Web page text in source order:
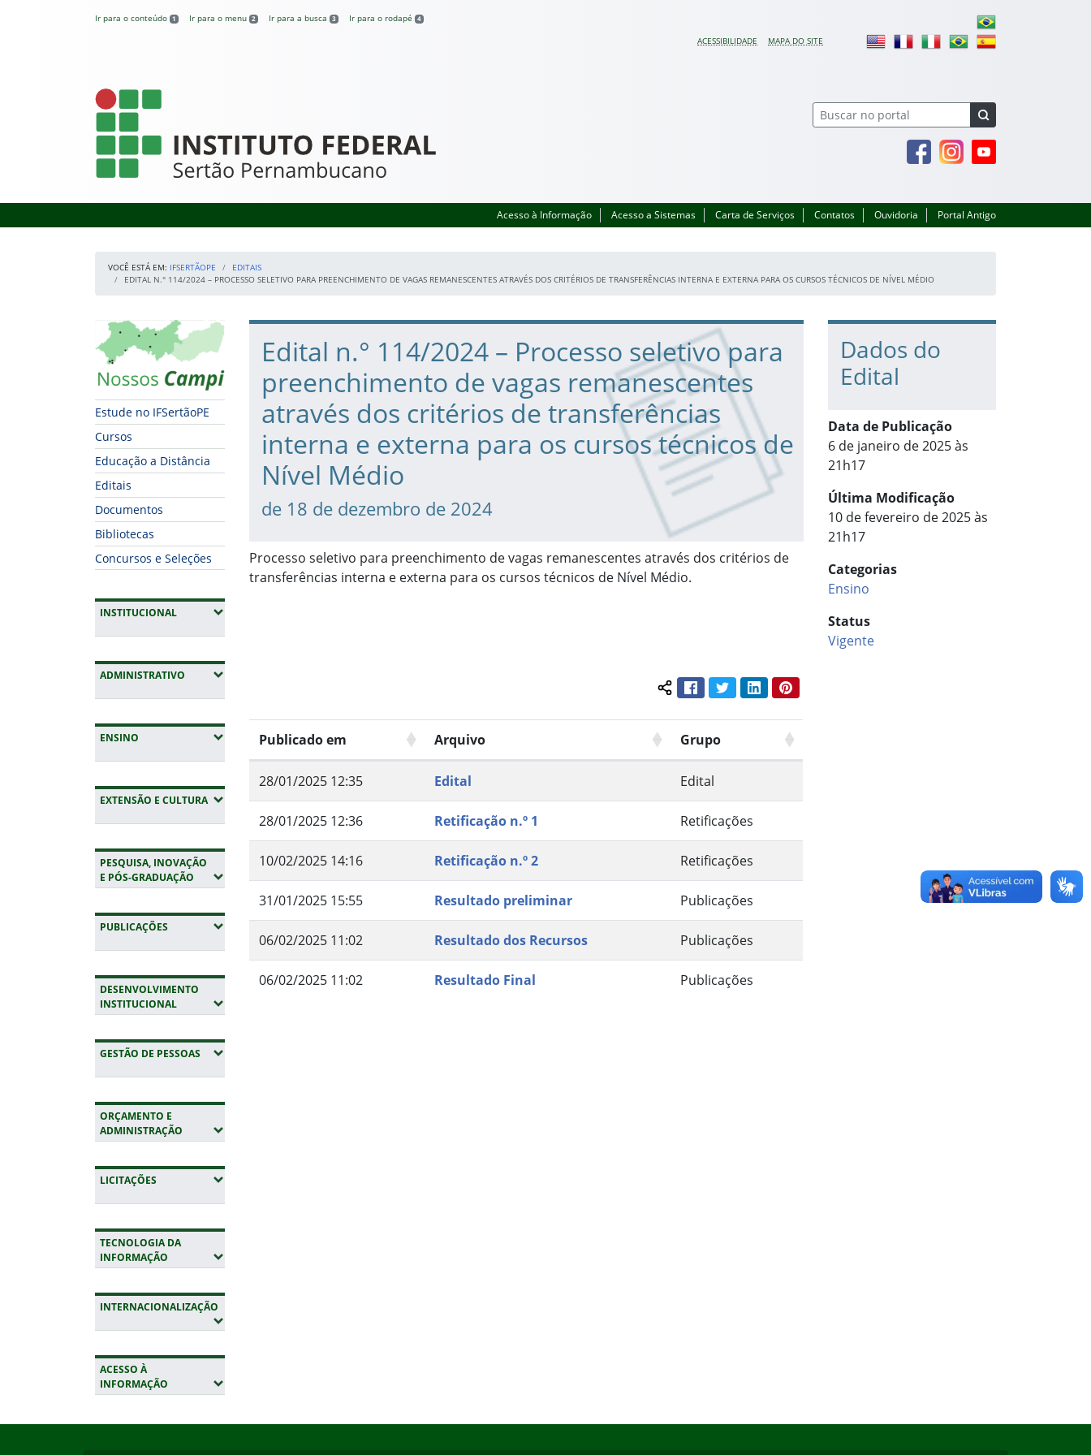
Ir para o conteúdo 1 Ir para o menu 2 Ir para a busca 3 Ir para o rodapé 4
ACESSIBILIDADE MAPA DO SITE
IFSertãoPE
FacebookInstagramYoutube
Acesso à Informação Acesso a Sistemas Carta de Serviços Contatos Ouvidoria Portal Antigo
VOCÊ ESTÁ EM: IFSERTÃOPE
EDITAIS
EDITAL N.° 114/2024 – PROCESSO SELETIVO PARA PREENCHIMENTO DE VAGAS REMANESCENTES ATRAVÉS DOS CRITÉRIOS DE TRANSFERÊNCIAS INTERNA E EXTERNA PARA OS CURSOS TÉCNICOS DE NÍVEL MÉDIO
Início da navegação
Mapa Campi
Estude no IFSertãoPE
Cursos
Educação a Distância
Editais
Documentos
Bibliotecas
Concursos e Seleções
INSTITUCIONAL(EXPANDIR SUBMENUS)
ADMINISTRATIVO (EXPANDIR SUBMENUS)
ENSINO (EXPANDIR SUBMENUS)
EXTENSÃO E CULTURA(EXPANDIR SUBMENUS)
PESQUISA, INOVAÇÃO
E PÓS-GRADUAÇÃO (EXPANDIR SUBMENUS)
PUBLICAÇÕES (EXPANDIR SUBMENUS)
DESENVOLVIMENTO
INSTITUCIONAL(EXPANDIR SUBMENUS)
GESTÃO DE PESSOAS (EXPANDIR SUBMENUS)
ORÇAMENTO E
ADMINISTRAÇÃO (EXPANDIR SUBMENUS)
LICITAÇÕES (EXPANDIR SUBMENUS)
TECNOLOGIA DA
INFORMAÇÃO (EXPANDIR SUBMENUS)
INTERNACIONALIZAÇÃO
ACESSO À
INFORMAÇÃO (EXPANDIR SUBMENUS)
Início do conteúdo
Edital n.° 114/2024 – Processo seletivo para
preenchimento de vagas remanescentes
através dos critérios de transferências
interna e externa para os cursos técnicos de
Nível Médio
de 18 de dezembro de 2024
Processo seletivo para preenchimento de vagas remanescentes através dos critérios de
transferências interna e externa para os cursos técnicos de Nível Médio.
Compartilhar conteúdo:
FacebookTwitterLinkedInPinterest
Publicado em Arquivo Grupo
28/01/2025 12:35 Edital Edital
28/01/2025 12:36 Retificação n.º 1 Retificações
10/02/2025 14:16 Retificação n.º 2 Retificações
31/01/2025 15:55 Resultado preliminar Publicações
06/02/2025 11:02 Resultado dos Recursos Publicações
06/02/2025 11:02 Resultado Final Publicações
Dados do
Edital
Data de Publicação
6 de janeiro de 2025 às
21h17
Última Modificação
10 de fevereiro de 2025 às
21h17
Categorias
Ensino
Status
Vigente